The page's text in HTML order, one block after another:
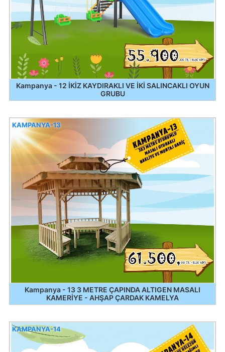
Kampanya - 12 İKİZ KAYDIRAKLI VE İKİ SALINCAKLI OYUN
GRUBU
Kampanya - 13 3 METRE ÇAPINDA ALTIGEN MASALI
KAMERİYE - AHŞAP ÇARDAK KAMELYA
KAMPANYA-13
KAMPANYA-14